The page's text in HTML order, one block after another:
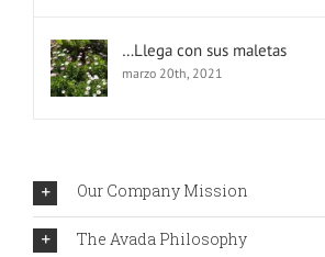
…Llega con sus maletas
marzo 20th, 2021
Our Company Mission
The Avada Philosophy